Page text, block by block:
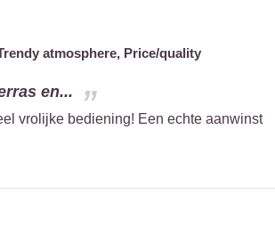
atmosphere, Price/quality
en...
vrolijke bediening! Een echte aanwinst